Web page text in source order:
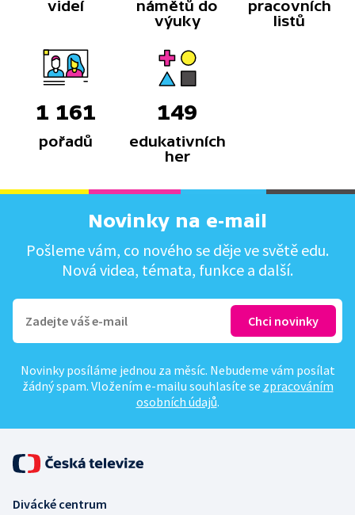
videí
námětů do
výuky
pracovních
listů
1 161
pořadů
149
edukativních
her
Novinky na e-mail
Pošleme vám, co nového se děje ve světě edu.
Nová videa, témata, funkce a další.
Novinky posíláme jednou za měsíc. Nebudeme vám posílat
žádný spam. Vložením e-mailu souhlasíte se zpracováním
osobních údajů.